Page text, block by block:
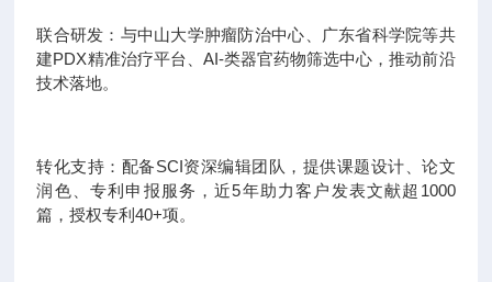
联合研发：与中山大学肿瘤防治中心、广东省科学院等共
建PDX精准治疗平台、AI-类器官药物筛选中心，推动前沿
技术落地。
转化支持：配备SCI资深编辑团队，提供课题设计、论文
润色、专利申报服务，近5年助力客户发表文献超1000
篇，授权专利40+项。